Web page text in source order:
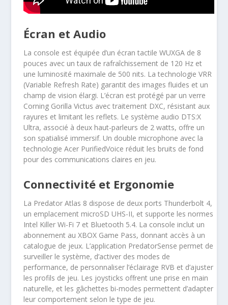
Écran et Audio
La console est équipée d’un écran tactile WUXGA de 8
pouces avec un taux de rafraîchissement de 120 Hz et
une luminosité maximale de 500 nits. La technologie VRR
(Variable Refresh Rate) garantit des images fluides et un
champ de vision élargi. L’écran est protégé par un verre
Corning Gorilla Victus avec traitement DXC, résistant aux
rayures et limitant les reflets. Le système audio DTS:X
Ultra, associé à deux haut-parleurs de 2 watts, offre un
son spatialisé immersif. Un double microphone avec la
technologie Acer PurifiedVoice réduit les bruits de fond
pour des communications claires en jeu.
Connectivité et Ergonomie
La Predator Atlas 8 dispose de deux ports Thunderbolt 4,
un emplacement microSD UHS-II, et supporte les normes
Intel Killer Wi-Fi 7 et Bluetooth 5.4. La console inclut un
abonnement au XBOX Game Pass, donnant accès à un
catalogue de jeux. L’application PredatorSense permet de
surveiller le système, d’activer des modes de
performance, de personnaliser l’éclairage RVB et d’ajuster
les profils de jeu. Les joysticks offrent une prise en main
naturelle, et les gâchettes bi-modes permettent d’adapter
leur comportement selon le type de jeu.